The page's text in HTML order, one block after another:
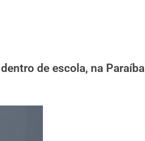
de escola, na Paraíba